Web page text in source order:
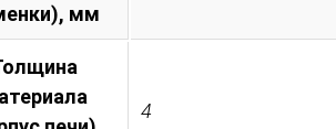
мм
4